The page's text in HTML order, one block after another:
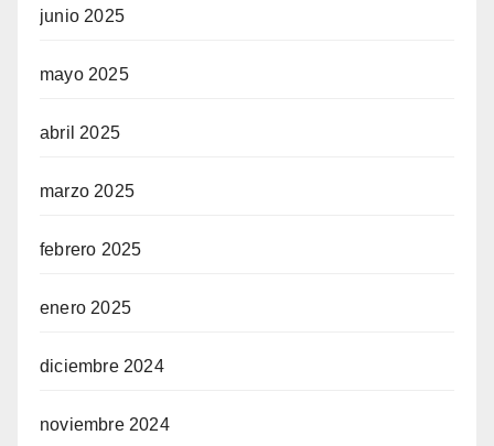
junio 2025
mayo 2025
abril 2025
marzo 2025
febrero 2025
enero 2025
diciembre 2024
noviembre 2024